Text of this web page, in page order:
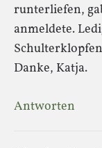
runterliefen,
anmeldete.
Danke, Katja.
Antworten